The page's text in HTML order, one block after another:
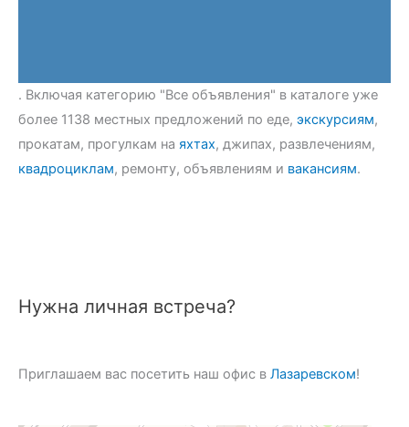
Нужна личная встреча?
Приглашаем вас посетить наш офис в Лазаревском!
. Включая категорию "Все объявления" в каталоге уже
более 1138 местных предложений по еде, экскурсиям,
прокатам, прогулкам на яхтах, джипах, развлечениям,
квадроциклам, ремонту, объявлениям и вакансиям.